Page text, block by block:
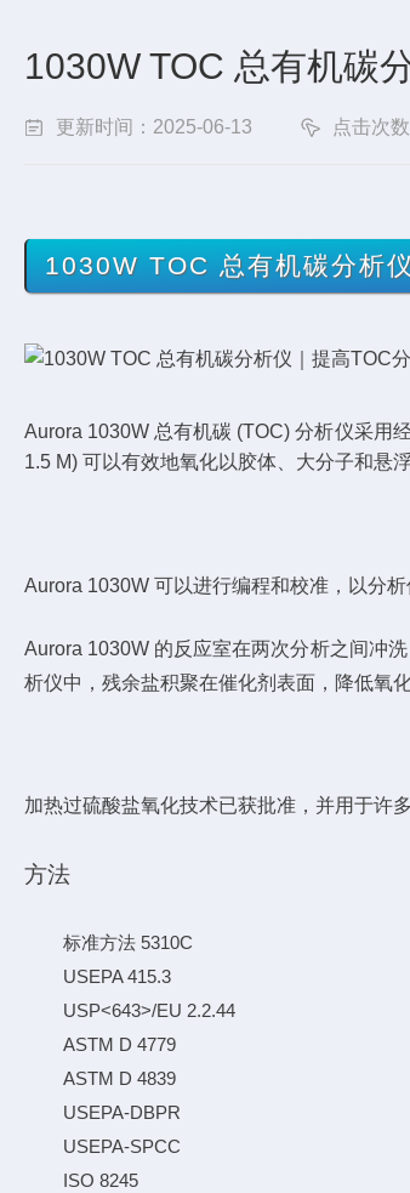
1030W TOC 总有机碳
更新时间：2025-06-13 点击次
1030W TOC 总有机碳分析
Aurora 1030W 总有机碳 (TOC) 分析仪采用
1.5 M) 可以有效地氧化以胶体、大分子和悬
Aurora 1030W 可以进行编程和校准，以分
Aurora 1030W 的反应室在两次分析之间冲
析仪中，残余盐积聚在催化剂表面，降低氧
加热过硫酸盐氧化技术已获批准，并用于许
方法
标准方法 5310C
USEPA 415.3
USP<643>/EU 2.2.44
ASTM D 4779
ASTM D 4839
USEPA-DBPR
USEPA-SPCC
ISO 8245